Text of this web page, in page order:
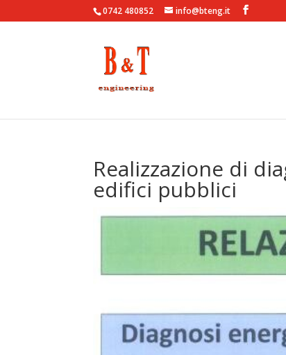
0742 480852 info@bteng.it
Realizzazione di
edifici pubblici